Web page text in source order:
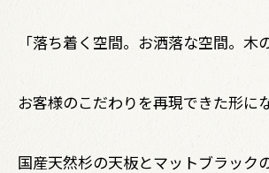
「落ち着く空間。お洒落な空間。木
お客様のこだわりを再現できた形に
国産天然杉の天板とマットブラック